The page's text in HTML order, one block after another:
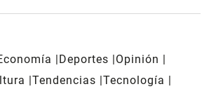
Deportes
Opinión
Tendencias Tecnología